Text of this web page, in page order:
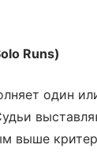
Runs)
один
выше